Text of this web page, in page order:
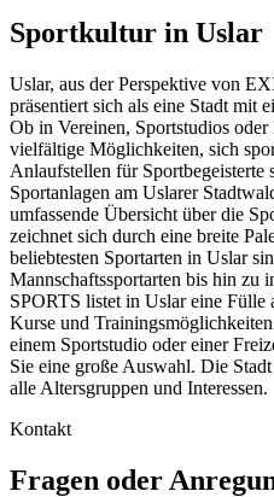
Sportkultur in Uslar
Uslar, aus der Perspektive von
präsentiert sich als eine Stadt mit
Ob in Vereinen, Sportstudios
vielfältige Möglichkeiten, sich
Anlaufstellen für Sportbegeisterte
Sportanlagen am Uslarer
umfassende Übersicht über die
zeichnet sich durch eine breite
beliebtesten Sportarten in Uslar
Mannschaftssportarten bis hin
SPORTS listet in Uslar eine Fülle
Kurse und
einem Sportstudio oder einer
Sie eine große Auswahl. Die
alle Altersgruppen und Interessen.
Kontakt
Fragen oder